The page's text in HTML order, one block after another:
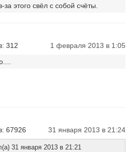
этого свёл с собой счёты.
312 1 февраля 2013 в 1:05
67926 31 января 2013 в 21:24
31 января 2013 в 21:21